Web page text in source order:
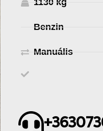
1130 kg
Benzin
Manuális